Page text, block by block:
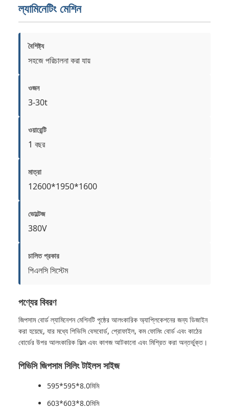
ল্যামিনেটিং মেশিন
বৈশিষ্ট্য
সহজে পরিচালনা করা যায়
ওজন
3-30t
ওয়ারেন্টি
1 বছর
মাত্রা
12600*1950*1600
ভোল্টেজ
380V
চালিত প্রকার
পিএলসি সিস্টেম
পণ্যের বিবরণ
জিপসাম বোর্ড ল্যামিনেশন মেশিনটি পৃষ্ঠের আলংকারিক অ্যাপ্লিকেশনের জন্য ডিজাইন
করা হয়েছে, যার মধ্যে পিভিসি বেসবোর্ড, প্রোফাইল, কম ফোমিং বোর্ড এবং কাঠের
বোর্ডের উপর আলংকারিক ফিল্ম এবং কাগজ আটকানো এবং মিশ্রিত করা অন্তর্ভুক্ত।
পিভিসি জিপসাম সিলিং টাইলস সাইজ
595*595*8.0মিমি
603*603*8.0মিমি